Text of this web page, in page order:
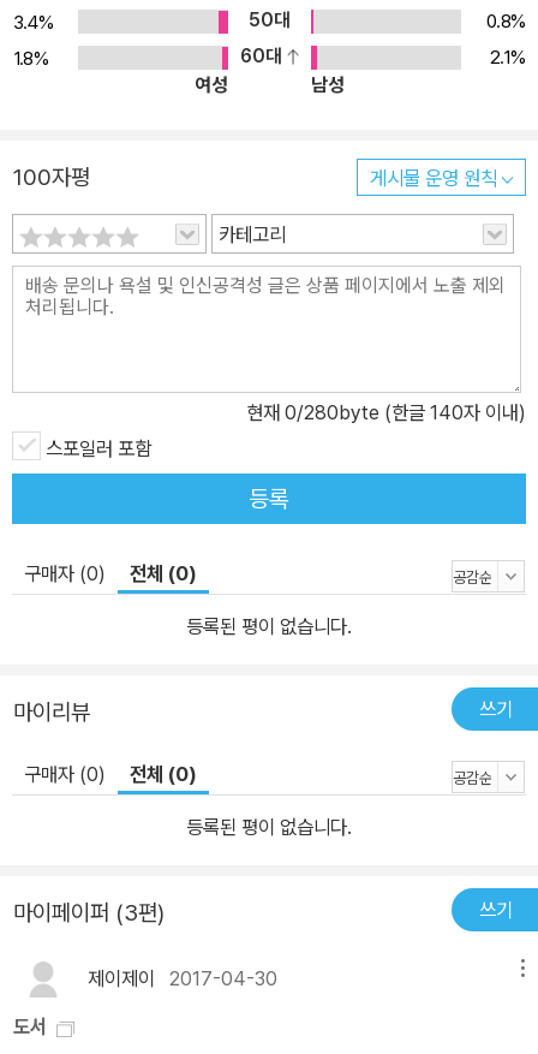
3.4%
50대
0.8%
1.8%
60대
2.1%
여성
남성
100자평 게시물 운영 원칙
카테고리
현재 0/280byte (한글 140자 이내)
스포일러 포함
등록
구매자 (0) 전체 (0)
등록된 평이 없습니다.
마이리뷰 쓰기
구매자 (0) 전체 (0)
등록된 평이 없습니다.
마이페이퍼 (3편) 쓰기
제이제이 2017-04-30
도서